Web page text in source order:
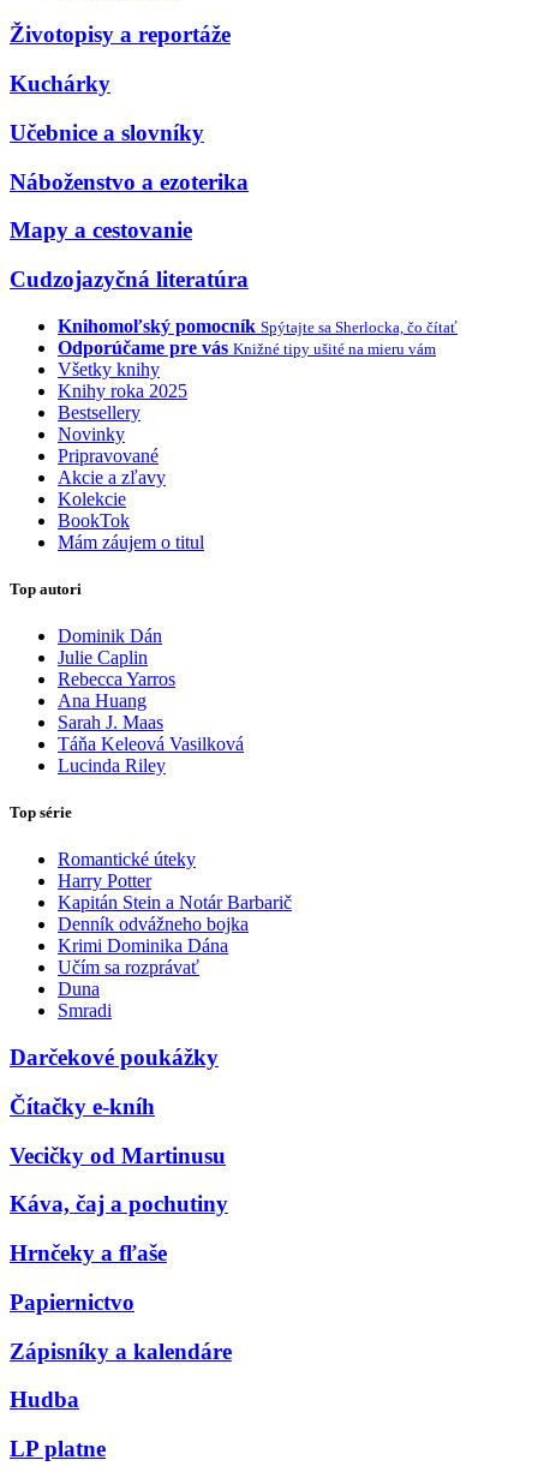
Životopisy a reportáže
Kuchárky
Učebnice a slovníky
Náboženstvo a ezoterika
Mapy a cestovanie
Cudzojazyčná literatúra
Knihomoľský pomocník Spýtajte sa Sherlocka, čo čítať
Odporúčame pre vás Knižné tipy ušité na mieru vám
Všetky knihy
Knihy roka 2025
Bestsellery
Novinky
Pripravované
Akcie a zľavy
Kolekcie
BookTok
Mám záujem o titul
Top autori
Dominik Dán
Julie Caplin
Rebecca Yarros
Ana Huang
Sarah J. Maas
Táňa Keleová Vasilková
Lucinda Riley
Top série
Romantické úteky
Harry Potter
Kapitán Stein a Notár Barbarič
Denník odvážneho bojka
Krimi Dominika Dána
Učím sa rozprávať
Duna
Smradi
Darčekové poukážky
Čítačky e-kníh
Vecičky od Martinusu
Káva, čaj a pochutiny
Hrnčeky a fľaše
Papiernictvo
Zápisníky a kalendáre
Hudba
LP platne